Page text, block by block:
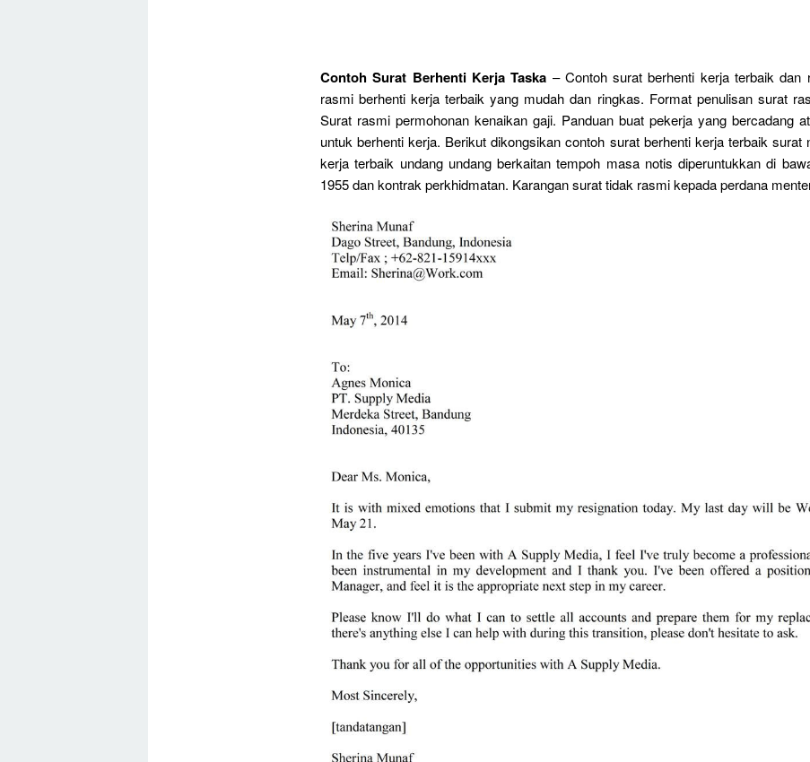
Contoh Surat Berhenti Kerja Taska – Contoh surat berhenti kerja terbaik dan
rasmi berhenti kerja terbaik yang mudah dan ringkas. Format penulisan surat
Surat rasmi permohonan kenaikan gaji. Panduan buat pekerja yang bercadang
untuk berhenti kerja. Berikut dikongsikan contoh surat berhenti kerja terbaik surat
kerja terbaik undang undang berkaitan tempoh masa notis diperuntukkan di
1955 dan kontrak perkhidmatan. Karangan surat tidak rasmi kepada perdana